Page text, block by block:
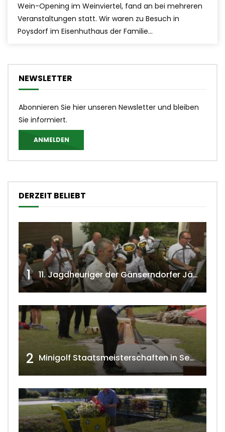
Wein-Opening im Weinviertel, fand an bei mehreren
Veranstaltungen statt. Wir waren zu Besuch in
Poysdorf im Eisenhuthaus der Familie...
NEWSLETTER
Abonnieren Sie hier unseren Newsletter und bleiben
Sie informiert.
ANMELDEN
DERZEIT BELIEBT
1 11. Jagdheuriger der Gänserndorfer Jäger 2020 w4tv166
2 Minigolf Staatsmeisterschaften in Seefeld-Kadolz w4tv174